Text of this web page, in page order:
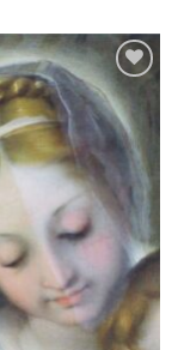
Aggiungi
alla lista
desideri